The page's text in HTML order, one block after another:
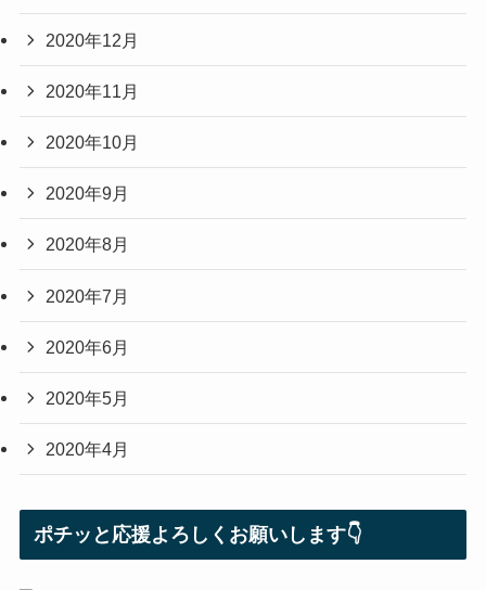
2020年12月
2020年11月
2020年10月
2020年9月
2020年8月
2020年7月
2020年6月
2020年5月
2020年4月
ポチッと応援よろしくお願いします👇